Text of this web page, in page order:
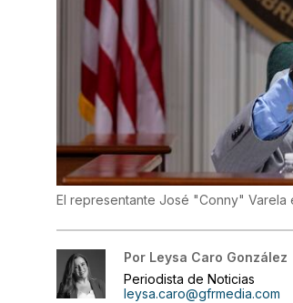
El representante José "Conny" Varela
Por Leysa Caro González
Periodista de Noticias
leysa.caro@gfrmedia.com